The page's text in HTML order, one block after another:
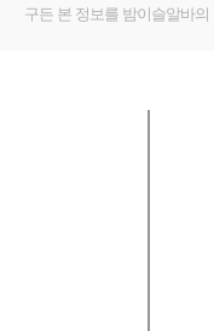
구든 본 정보를 밤이슬알바